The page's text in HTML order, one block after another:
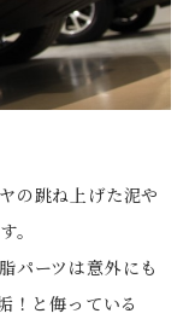
の跳ね上げた泥や
。
パーツは意外にも
！と侮っている